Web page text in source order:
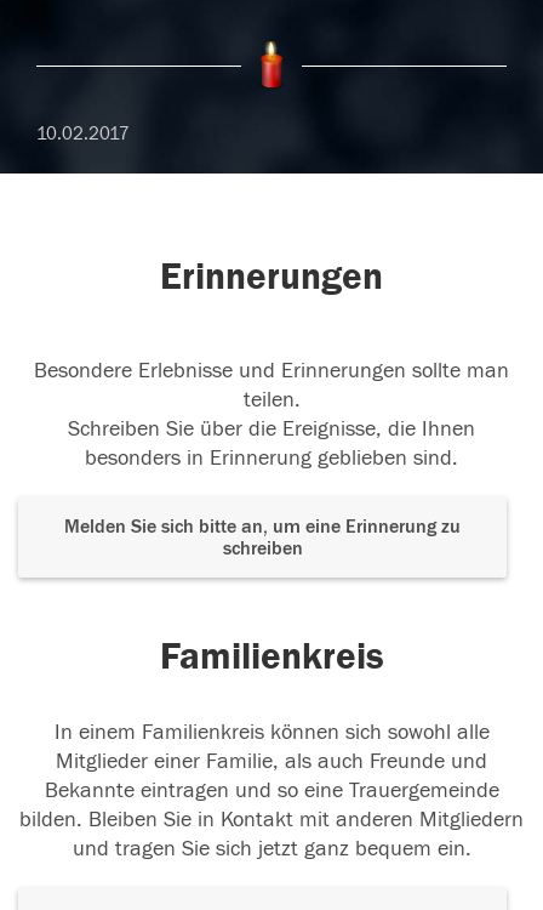
10.02.2017
Erinnerungen
Besondere Erlebnisse und Erinnerungen sollte man
teilen.
Schreiben Sie über die Ereignisse, die Ihnen
besonders in Erinnerung geblieben sind.
Melden Sie sich bitte an, um eine Erinnerung zu
schreiben
Familienkreis
In einem Familienkreis können sich sowohl alle
Mitglieder einer Familie, als auch Freunde und
Bekannte eintragen und so eine Trauergemeinde
bilden. Bleiben Sie in Kontakt mit anderen Mitgliedern
und tragen Sie sich jetzt ganz bequem ein.